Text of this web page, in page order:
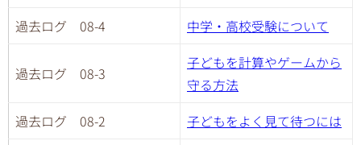
過去ログ 08-4
中学・高校受験について
過去ログ 08-3
子どもを計算やゲームから
守る方法
過去ログ 08-2
子どもをよく見て待つには